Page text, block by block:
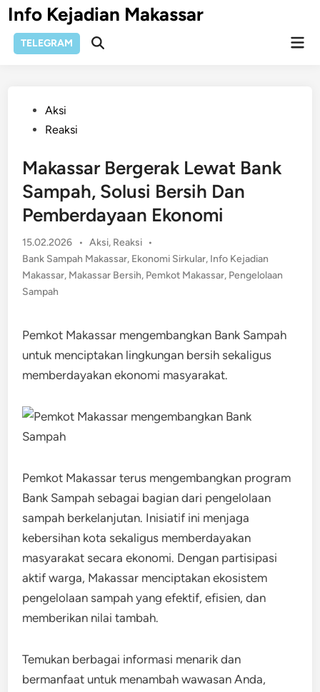
Skip
to
content
Info Kejadian Makassar
TELEGRAM
Open
PostedAksi
Reaksi
Makassar Bergerak Lewat Bank
Sampah, Solusi Bersih Dan
Pemberdayaan Ekonomi
15.02.2026 • Posted
in
Aksi, Reaksi •
Bank Sampah Makassar, Ekonomi Sirkular, Info Kejadian
Makassar, Makassar Bersih, Pemkot Makassar, Pengelolaan
Sampah
Pemkot Makassar mengembangkan Bank Sampah
untuk menciptakan lingkungan bersih sekaligus
memberdayakan ekonomi masyarakat.
Pemkot Makassar terus mengembangkan program
Bank Sampah sebagai bagian dari pengelolaan
sampah berkelanjutan. Inisiatif ini menjaga
kebersihan kota sekaligus memberdayakan
masyarakat secara ekonomi. Dengan partisipasi
aktif warga, Makassar menciptakan ekosistem
pengelolaan sampah yang efektif, efisien, dan
memberikan nilai tambah.
Temukan berbagai informasi menarik dan
bermanfaat untuk menambah wawasan Anda,